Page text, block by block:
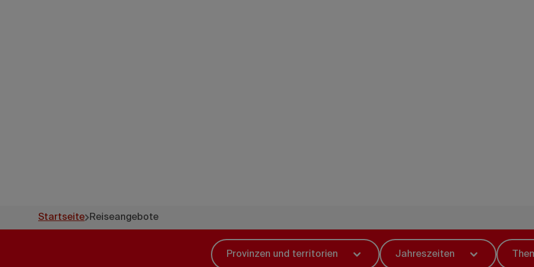
Startseite Reiseangebote
Provinzen und territorien Jahreszeiten